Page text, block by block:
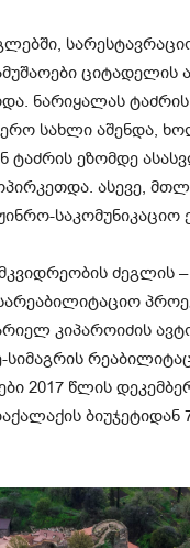
ნარიყალას
სახლი აშენდა,
ტაძრის ეზომდე
ასევე,
საკომუნიკაციო
ძეგლის
კიპაროიძის
სიმაგრის
2017 წლის
ბიუჯეტიდან